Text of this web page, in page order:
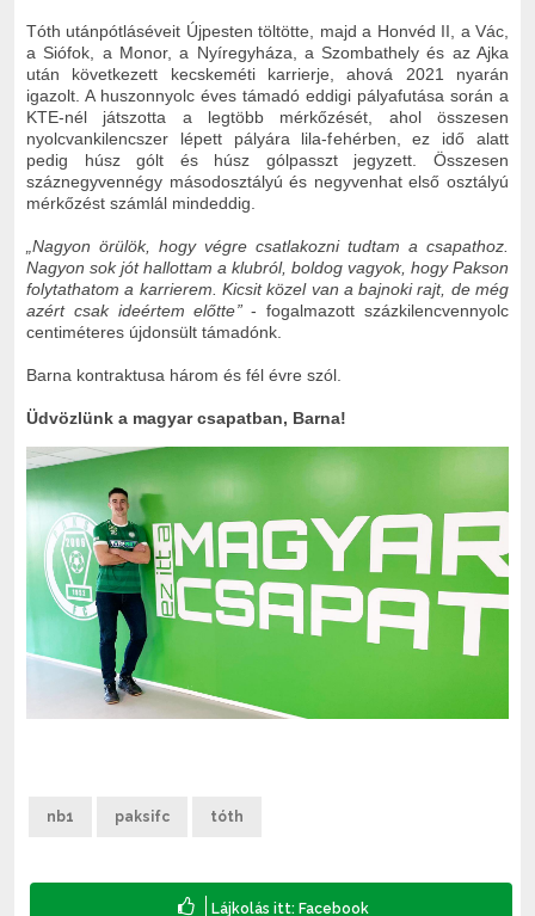
Tóth utánpótláséveit Újpesten töltötte, majd a Honvéd II, a Vác,
a Siófok, a Monor, a Nyíregyháza, a Szombathely és az Ajka
után következett kecskeméti karrierje, ahová 2021 nyarán
igazolt. A huszonnyolc éves támadó eddigi pályafutása során a
KTE-nél játszotta a legtöbb mérkőzését, ahol összesen
nyolcvankilencszer lépett pályára lila-fehérben, ez idő alatt
pedig húsz gólt és húsz gólpasszt jegyzett. Összesen
száznegyvennégy másodosztályú és negyvenhat első osztályú
mérkőzést számlál mindeddig.
„Nagyon örülök, hogy végre csatlakozni tudtam a csapathoz.
Nagyon sok jót hallottam a klubról, boldog vagyok, hogy Pakson
folytathatom a karrierem. Kicsit közel van a bajnoki rajt, de még
azért csak ideértem előtte”- fogalmazott százkilencvennyolc
centiméteres újdonsült támadónk.
Barna kontraktusa három és fél évre szól.
Üdvözlünk a magyar csapatban, Barna!
nb1 paksifc tóth